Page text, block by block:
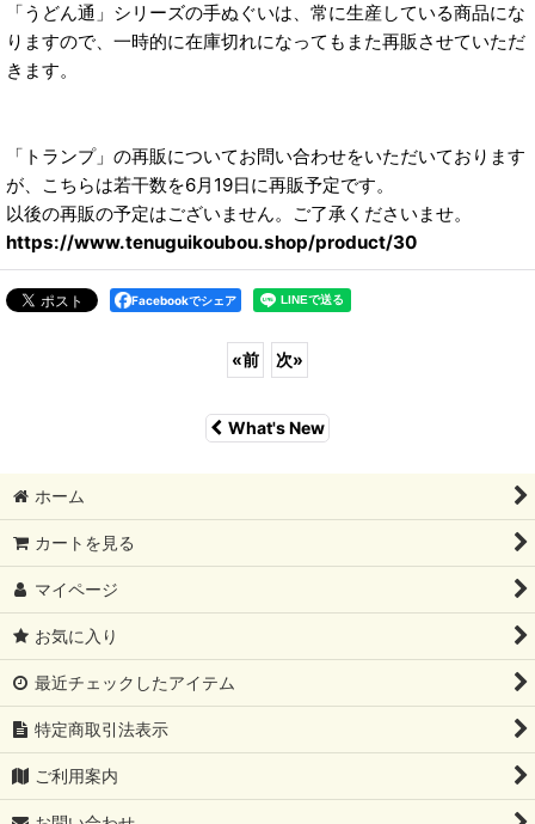
「うどん通」シリーズの手ぬぐいは、常に生産している商品にな
りますので、一時的に在庫切れになってもまた再販させていただ
きます。
「トランプ」の再販についてお問い合わせをいただいております
が、こちらは若干数を6月19日に再販予定です。
以後の再販の予定はございません。ご了承くださいませ。
https://www.tenuguikoubou.shop/product/30
Facebookでシェア
«前 次»
What's New
ホーム
カートを見る
マイページ
お気に入り
最近チェックしたアイテム
特定商取引法表示
ご利用案内